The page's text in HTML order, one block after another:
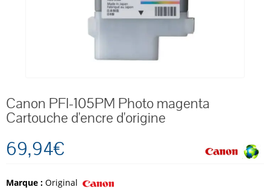
Canon PFI-105PM Photo magenta
Cartouche d'encre d'origine
69,94€
Marque : Original